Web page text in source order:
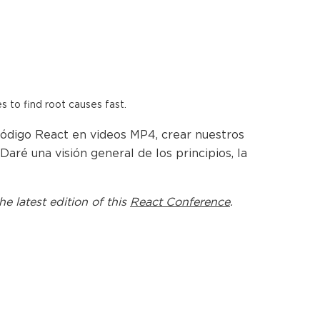
to find root causes fast.
React en videos MP4, crear nuestros
una visión general de los principios, la
latest edition of this React Conference.